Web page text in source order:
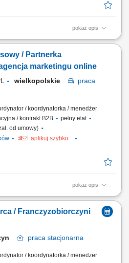
pokaż opis
własnej działalności gospodarczej w
magazynowych i zamówień.
sklepu do potrzeb lokalnego rynku.
/ Partnerka
marketingu online
wielkopolskie
praca
/ koordynatorka / menedżer
/ kontrakt B2B
pełny etat
od umowy)
aplikuj szybko
pokaż opis
działalności w branży marketingu
franczyzowy; pozyskiwanie klientów
relacji; sprzedaż usług takich
SEO/SEM, kampanie social
/ Franczyzobiorczyni
praca stacjonarna
/ koordynatorka / menedżer